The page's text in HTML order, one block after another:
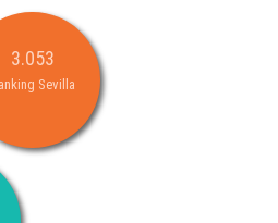
3.053
Sevilla